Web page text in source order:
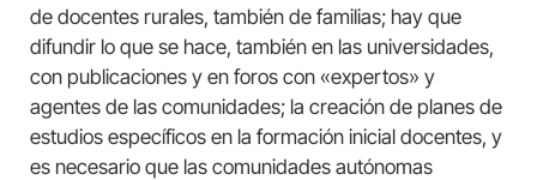
de docentes rurales, también de familias; hay que
difundir lo que se hace, también en las universidades,
con publicaciones y en foros con «expertos» y
agentes de las comunidades; la creación de planes de
estudios específicos en la formación inicial docentes, y
es necesario que las comunidades autónomas